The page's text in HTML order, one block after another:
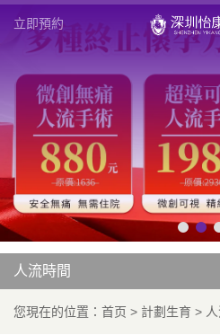
立即預約
人流時間
您現在的位置： 首页 > 計劃生育 >